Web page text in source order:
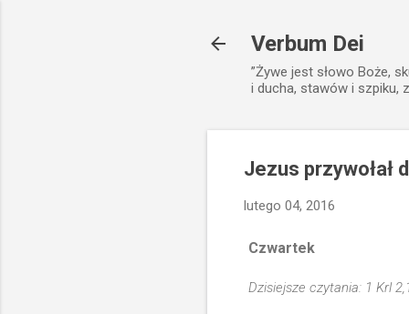
Verbum Dei
”Żywe jest słowo Boże,
i ducha, stawów i szpiku,
Jezus przywołał
lutego 04, 2016
Czwartek
Dzisiejsze czytania: 1 Krl